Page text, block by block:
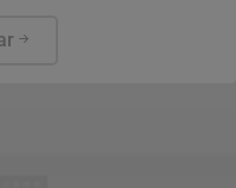
feira (5) pelo